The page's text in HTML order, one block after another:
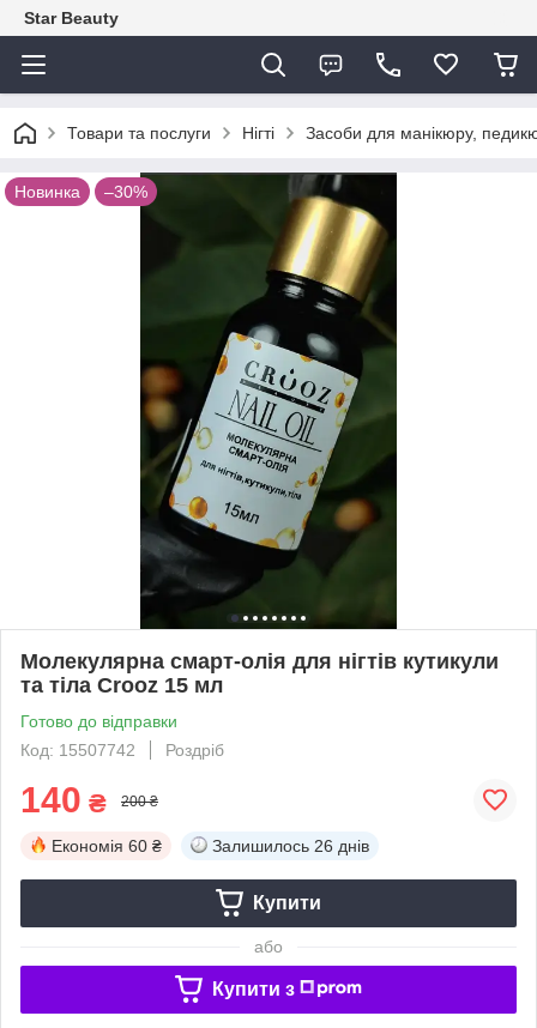
Star Beauty
Товари та послуги Нігті Засоби для манікюру,
Новинка –30%
Молекулярна смарт-олія для нігтів кутикули
та тіла Crooz 15 мл
Готово до відправки
Код: 15507742
Роздріб
140 ₴ 200 ₴
Економія 60 ₴ Залишилось 26 днів
Купити
або
Купити з